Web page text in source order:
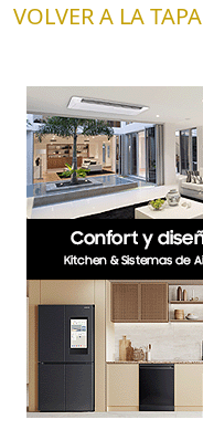
VOLVER A LA TAPA